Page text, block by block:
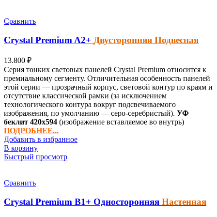
Сравнить
Crystal Premium A2+ Двусторонняя Подвесная
13.800 ₽
Серия тонких световых панелей Crystal Premium относится к
премиальному сегменту. Отличительная особенность панелей
этой серии — прозрачный корпус, световой контур по краям и
отсутствие классической рамки (за исключением
технологического контура вокруг подсвечиваемого
изображения, по умолчанию — серо-серебристый). УФ
беклит 420х594 (изображение вставляемое во внутрь)
ПОДРОБНЕЕ...
Добавить в избранное
В корзину
Быстрый просмотр
Сравнить
Crystal Premium B1+ Односторонняя Настенная